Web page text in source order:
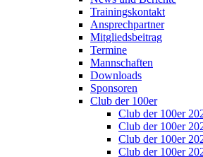
Trainingskontakt
Ansprechpartner
Mitgliedsbeitrag
Termine
Mannschaften
Downloads
Sponsoren
Club der 100er
Club der 100er
Club der 100er
Club der 100er
Club der 100er